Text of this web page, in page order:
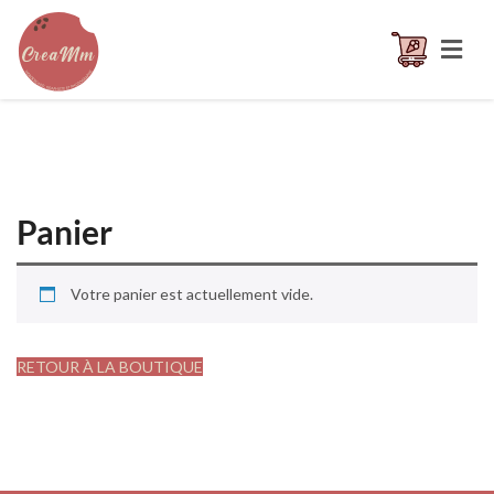
Panier
Votre panier est actuellement vide.
RETOUR À LA BOUTIQUE